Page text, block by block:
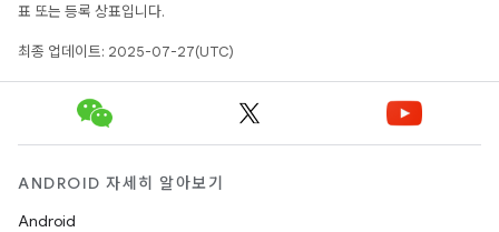
표 또는 등록 상표입니다.
최종 업데이트: 2025-07-27(UTC)
ANDROID 자세히 알아보기
Android